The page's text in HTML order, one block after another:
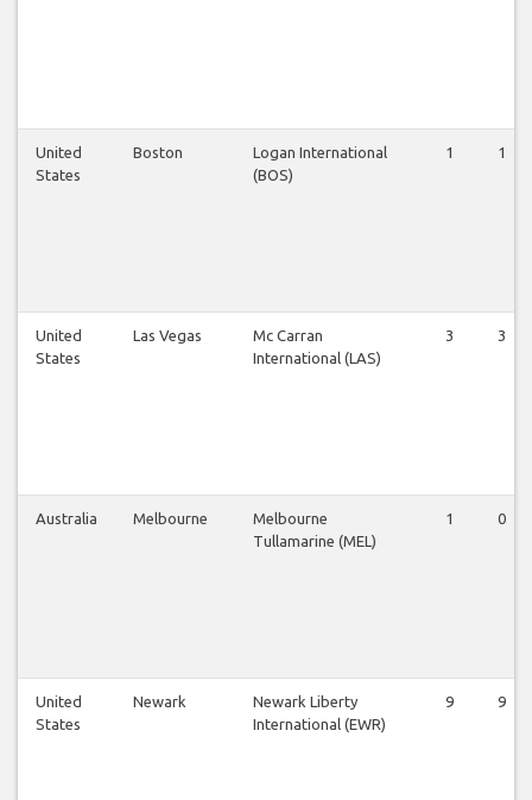
United
States
Boston
Logan International
(BOS)
1 1
United
States
Las Vegas
Mc Carran
International (LAS)
3 3
Australia Melbourne
Melbourne
Tullamarine (MEL)
1 0
United
States
Newark
Newark Liberty
International (EWR)
9 9